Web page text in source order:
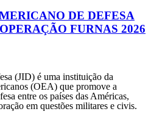
DE DEFESA
FURNAS 2026
(JID) é uma instituição da
(OEA) que promove a
entre os países das Américas,
em questões militares e civis.